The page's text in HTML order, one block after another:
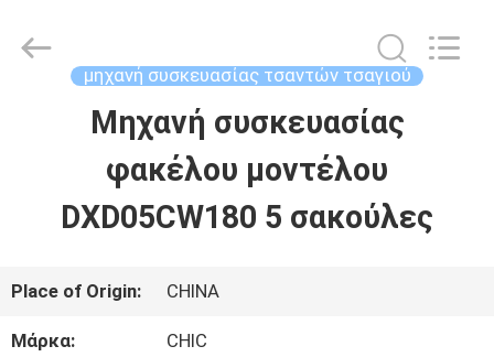
ΠΡΟΪΌΝΤΑ
ΣΧΕΤΙΚΆ
ΜΕ
Chic
Machinery
μηχανή συσκευασίας τσαντών τσαγιού
Μηχανή συσκευασίας
φακέλου μοντέλου
DXD05CW180 5 σακούλες
Place of Origin: CHINA
Μάρκα: CHIC